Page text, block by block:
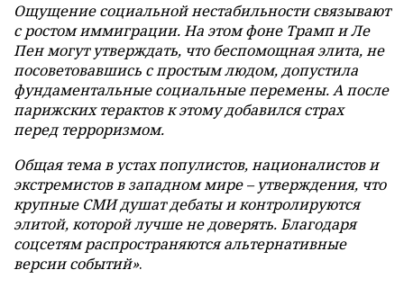
Ощущение социальной нестабильности связывают
с ростом иммиграции. На этом фоне Трамп и Ле
Пен могут утверждать, что беспомощная элита, не
посоветовавшись с простым людом, допустила
фундаментальные социальные перемены. А после
парижских терактов к этому добавился страх
перед терроризмом.
Общая тема в устах популистов, националистов и
экстремистов в западном мире – утверждения, что
крупные СМИ душат дебаты и контролируются
элитой, которой лучше не доверять. Благодаря
соцсетям распространяются альтернативные
версии событий».